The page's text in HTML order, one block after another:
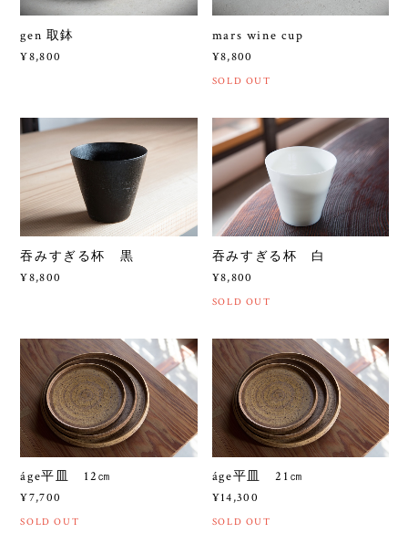
gen 取鉢
¥8,800
mars wine cup
¥8,800
SOLD OUT
吞みすぎる杯 黒
¥8,800
吞みすぎる杯 白
¥8,800
SOLD OUT
áge平皿 12㎝
¥7,700
SOLD OUT
áge平皿 21㎝
¥14,300
SOLD OUT